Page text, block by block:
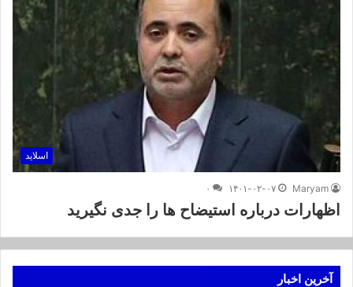
اسلاید
Maryam ۱۴۰۱-۰۲-۰۷ ۰
اظهارات درباره استیضاح ها را جدی نگیرید
آخرین اخبار